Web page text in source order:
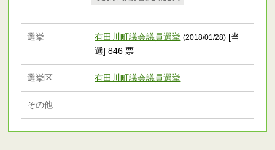
選挙 有田川町議会議員選挙 (2018/01/28) [当
選] 846 票
選挙区 有田川町議会議員選挙
その他